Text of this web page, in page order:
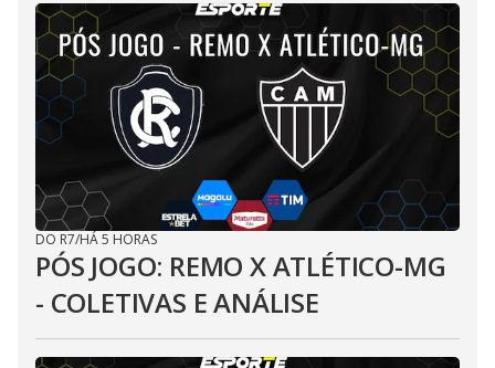
DO R7/HÁ 5 HORAS
PÓS JOGO: REMO X ATLÉTICO-MG
- COLETIVAS E ANÁLISE